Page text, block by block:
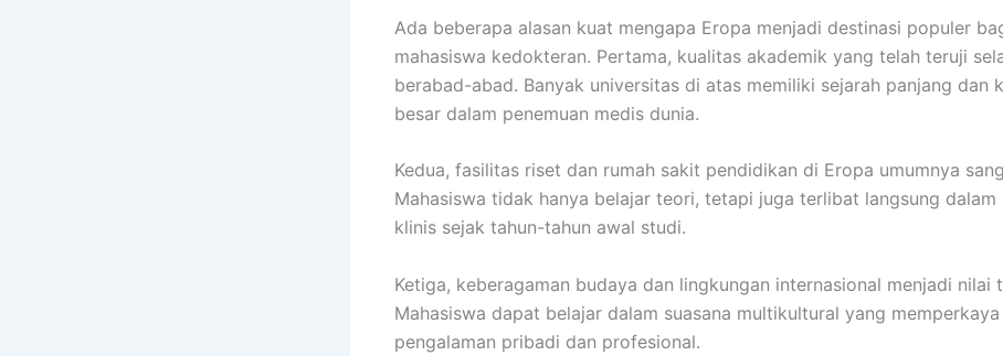
Ada beberapa alasan kuat mengapa Eropa menjadi destinasi populer
mahasiswa kedokteran. Pertama, kualitas akademik yang telah teruji
berabad-abad. Banyak universitas di atas memiliki sejarah panjang dan
besar dalam penemuan medis dunia.
Kedua, fasilitas riset dan rumah sakit pendidikan di Eropa umumnya
Mahasiswa tidak hanya belajar teori, tetapi juga terlibat langsung dalam
klinis sejak tahun-tahun awal studi.
Ketiga, keberagaman budaya dan lingkungan internasional menjadi nilai
Mahasiswa dapat belajar dalam suasana multikultural yang memperkaya
pengalaman pribadi dan profesional.